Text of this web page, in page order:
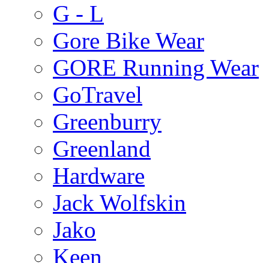
G - L
Gore Bike Wear
GORE Running Wear
GoTravel
Greenburry
Greenland
Hardware
Jack Wolfskin
Jako
Keen